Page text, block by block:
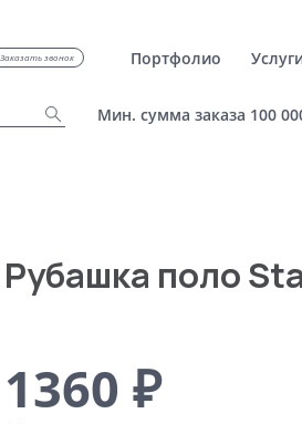
Заказать звонок Портфолио
Мин. сумма заказа 100
Рубашка поло
1360 ₽